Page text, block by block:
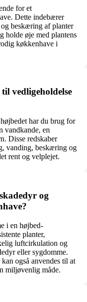
for et
Dette indebærer
beskæring af planter
holde øje med plantens
køkkenhave i
vedligeholdelse
har du brug for
vandkande, en
Disse redskaber
vanding, beskæring og
rent og velplejet.
og
i en højbed-
planter,
luftcirkulation og
eller sygdomme.
også anvendes til at
miljøvenlig måde.